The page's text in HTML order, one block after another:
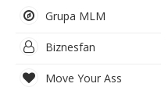
Grupa MLM
Biznesfan
Move Your Ass